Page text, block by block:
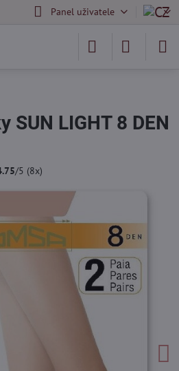
Panel uživatele
SUN LIGHT 8 DEN
/5 (8x)